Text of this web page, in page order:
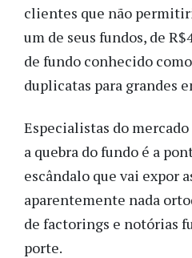
clientes que não
um de seus fundos, de
de fundo conhecido
duplicatas para grandes
Especialistas do
a quebra do fundo é a
escândalo que vai expor
aparentemente nada
de factorings e notórias
porte.